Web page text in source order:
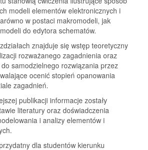
modeli elementów elektronicznych i
w postaci makromodeli, jak
do edytora schematów.
znajduje się wstęp teoretyczny
rozważanego zagadnienia oraz
samodzielnego rozwiązania przez
ocenić stopień opanowania
zagadnień.
publikacji informacje zostały
literatury oraz doświadczenia
i analizy elementów i
dla studentów kierunku